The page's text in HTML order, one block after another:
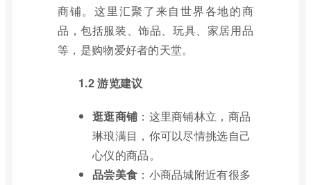
商铺。这里汇聚了来自世界各地的商
品，包括服装、饰品、玩具、家居用品
等，是购物爱好者的天堂。
1.2 游览建议
逛逛商铺：这里商铺林立，商品
琳琅满目，你可以尽情挑选自己
心仪的商品。
品尝美食 ：小商品城附近有很多